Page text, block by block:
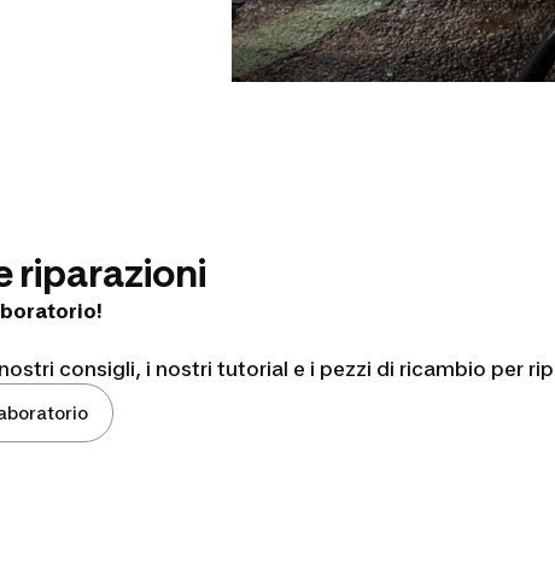
riparazioni
consigli, i nostri tutorial e i pezzi di ricambio per